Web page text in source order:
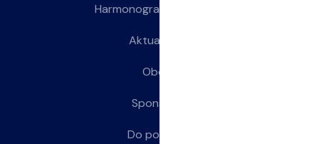
Harmonogram treningów
Aktualności
Obozy
Sponsorzy
Do pobrania